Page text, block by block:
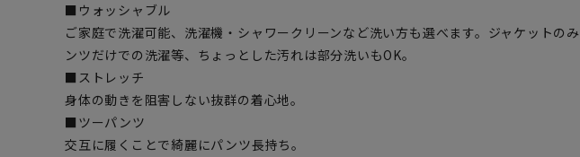
■ウォッシャブル
ご家庭で洗濯可能、洗濯機・シャワークリーンなど洗い方も選べます。ジャケットの
ンツだけでの洗濯等、ちょっとした汚れは部分洗いもOK。
■ストレッチ
身体の動きを阻害しない抜群の着心地。
■ツーパンツ
交互に履くことで綺麗にパンツ長持ち。